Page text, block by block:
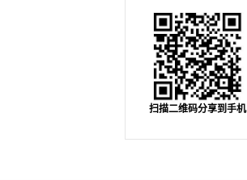
扫描二维码分享到手机